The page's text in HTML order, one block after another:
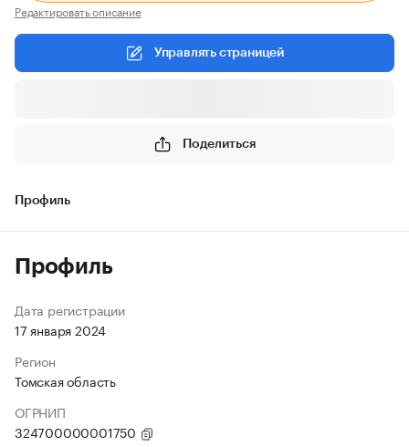
Редактировать описание
Управлять страницей
Поделиться
Профиль
Профиль
Дата регистрации
17 января 2024
Регион
Томская область
ОГРНИП
324700000001750